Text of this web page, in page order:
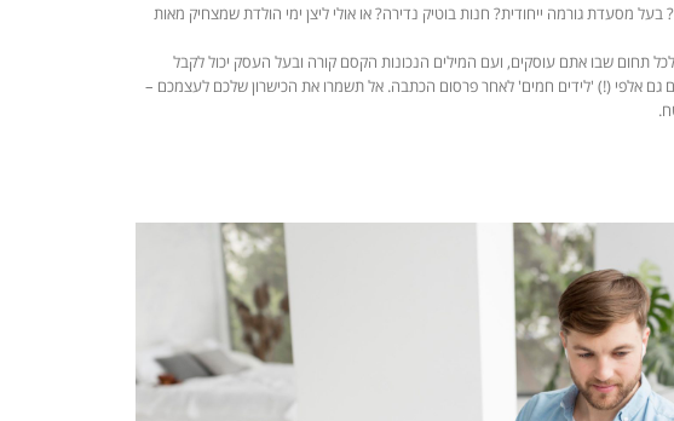
בעל מסעדת גורמה ייחודית? חנות בוטיק נדירה? או אולי ליצן ימי הולדת שמצחיק מאות
תחום שבו אתם עוסקים, ועם המילים הנכונות הקסם קורה ובעל העסק יכול לקבל
גם אלפי (!) 'לידים חמים' לאחר פרסום הכתבה. אל תשמרו את הכישרון שלכם לעצמכם –